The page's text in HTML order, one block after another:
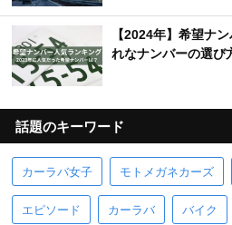
【2024年】希望ナ
れなナンバーの選び
話題のキーワード
カーラバ女子 モトメガネカーズ
エピソード カーラバ バイク